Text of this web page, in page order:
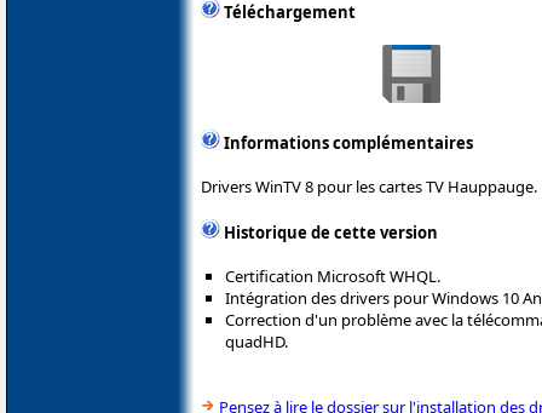
Téléchargement
Informations complémentaires
Drivers WinTV 8 pour les cartes TV Hauppauge.
Historique de cette version
Certification Microsoft WHQL.
Intégration des drivers pour Windows 10
Correction d'un problème avec la
quadHD.
Pensez à lire le dossier sur l'installation des